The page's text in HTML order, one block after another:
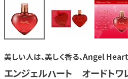
美しい人は、美しく香る、Angel Heart
エンジェルハート オードト